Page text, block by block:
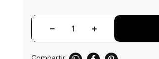
＋
－